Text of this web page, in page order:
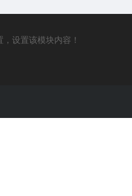
，设置该模块内容！